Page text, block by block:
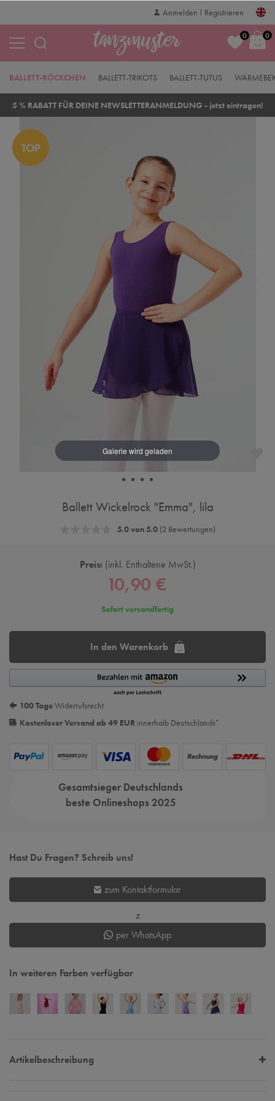
Anmelden Registrieren
0 0
BALLETT-RÖCKCHEN BALLETT-TRIKOTS BALLETT-TUTUS
5 % RABATT FÜR DEINE NEWSLETTERANMELDUNG - jetzt eintragen!
TOP
Ballett Wickelrock "Emma", lila
5.0 von 5.0(2 Bewertungen)
Preis: inkl. Enthaltene MwSt.
10,90 €
Sofort versandfertig
In den Warenkorb
100 TageWiderrufsrecht
Kostenloser Versand ab 49 EUR innerhalb Deutschlands*
Gesamtsieger Deutschlands
beste Onlineshops 2025
Hast Du Fragen? Schreib uns!
zum Kontaktformular
z
per WhatsApp
In weiteren Farben verfügbar
Artikelbeschreibung